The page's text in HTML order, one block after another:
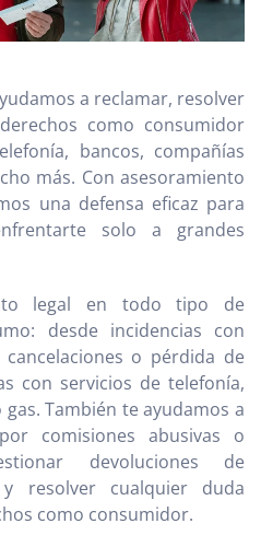
a reclamar, resolver
como consumidor
bancos, compañías
más. Con asesoramiento
una defensa eficaz para
solo a grandes
legal en todo tipo de
desde incidencias con
o pérdida de
con servicios de telefonía,
También te ayudamos a
comisiones abusivas o
devoluciones de
resolver cualquier duda
como consumidor.